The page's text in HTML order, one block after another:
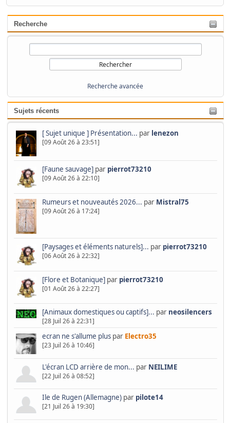
Recherche
Recherche avancée
Sujets récents
[ Sujet unique ] Présentation... par lenezon
[09 Août 26 à 23:51]
[Faune sauvage] par pierrot73210
[09 Août 26 à 22:10]
Rumeurs et nouveautés 2026... par Mistral75
[09 Août 26 à 17:24]
[Paysages et éléments naturels]... par pierrot73210
[06 Août 26 à 22:32]
[Flore et Botanique]par pierrot73210
[01 Août 26 à 22:27]
[Animaux domestiques ou captifs]... par neosilencers
[28 Juil 26 à 22:31]
ecran ne s'allume pluspar Electro35
[23 Juil 26 à 10:46]
L'écran LCD arrière de mon... par NEILIME
[22 Juil 26 à 08:52]
Ile de Rugen (Allemagne)par pilote14
[21 Juil 26 à 19:30]